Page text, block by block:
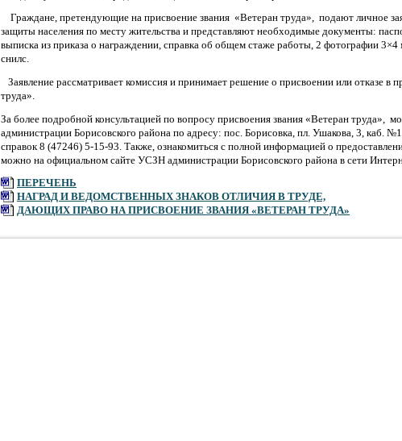
Граждане, претендующие на присвоение звания «Ветеран труда», подают личное
защиты населения по месту жительства и представляют необходимые документы:
выписка из приказа о награждении, справка об общем стаже работы, 2 фотографии 3×4
снилс.
Заявление рассматривает комиссия и принимает решение о присвоении или отказе в
труда».
За более подробной консультацией по вопросу присвоения звания «Ветеран труда»,
администрации Борисовского района по адресу: пос. Борисовка, пл. Ушакова, 3, каб.
справок 8 (47246) 5-15-93. Также, ознакомиться с полной информацией о
можно на официальном сайте УСЗН администрации Борисовского района в сети
ПЕРЕЧЕНЬ
НАГРАД И ВЕДОМСТВЕННЫХ ЗНАКОВ ОТЛИЧИЯ В ТРУДЕ,
ДАЮЩИХ ПРАВО НА ПРИСВОЕНИЕ ЗВАНИЯ «ВЕТЕРАН ТРУДА»